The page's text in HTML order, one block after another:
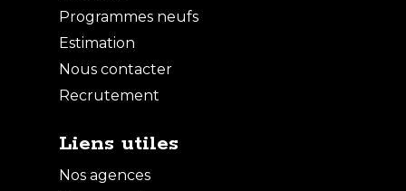
Programmes neufs
Estimation
Nous contacter
Recrutement
Liens utiles
Nos agences